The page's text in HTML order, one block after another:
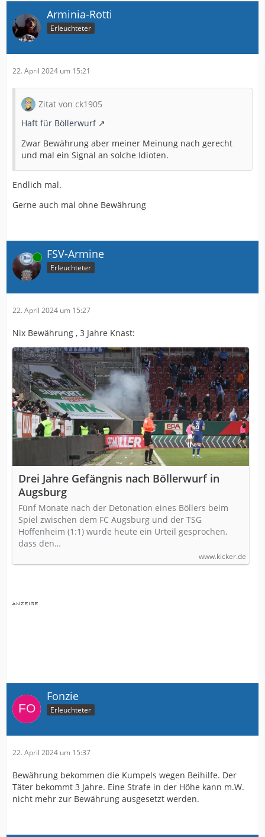
Arminia-Rotti
Erleuchteter
22. April 2024 um 15:21
Zitat von ck1905
Haft für Böllerwurf
Zwar Bewährung aber meiner Meinung nach gerecht
und mal ein Signal an solche Idioten.
Endlich mal.
Gerne auch mal ohne Bewährung
Online FSV-Armine
Erleuchteter
22. April 2024 um 15:27
Nix Bewährung , 3 Jahre Knast:
Drei Jahre Gefängnis nach Böllerwurf in
Augsburg
Fünf Monate nach der Detonation eines Böllers beim
Spiel zwischen dem FC Augsburg und der TSG
Hoffenheim (1:1) wurde heute ein Urteil gesprochen,
dass den…
www.kicker.de
Fonzie
Erleuchteter
22. April 2024 um 15:37
Bewährung bekommen die Kumpels wegen Beihilfe. Der
Täter bekommt 3 Jahre. Eine Strafe in der Höhe kann m.W.
nicht mehr zur Bewährung ausgesetzt werden.